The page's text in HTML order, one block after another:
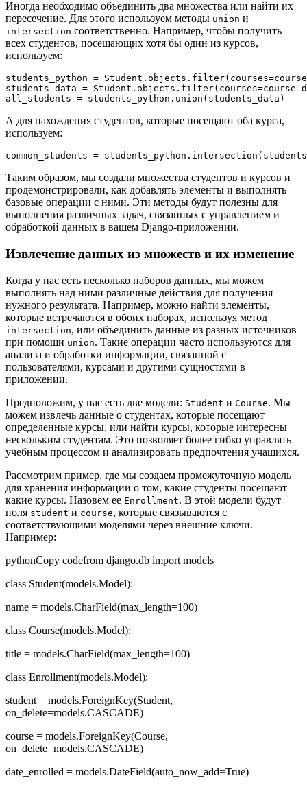
Иногда необходимо объединить два множества или найти их
пересечение. Для этого используем методы union и
intersection соответственно. Например, чтобы получить
всех студентов, посещающих хотя бы один из курсов,
используем:
students_python =
students_data =
А для нахождения студентов, которые посещают оба курса,
используем:
Таким образом, мы создали множества студентов и курсов и
продемонстрировали, как добавлять элементы и выполнять
базовые операции с ними. Эти методы будут полезны для
выполнения различных задач, связанных с управлением и
обработкой данных в вашем Django-приложении.
Извлечение данных из множеств и их изменение
Когда у нас есть несколько наборов данных, мы можем
выполнять над ними различные действия для получения
нужного результата. Например, можно найти элементы,
которые встречаются в обоих наборах, используя метод
intersection, или объединить данные из разных источников
при помощи union. Такие операции часто используются для
анализа и обработки информации, связанной с
пользователями, курсами и другими сущностями в
приложении.
Предположим, у нас есть две модели: Student и Course. Мы
можем извлечь данные о студентах, которые посещают
определенные курсы, или найти курсы, которые интересны
нескольким студентам. Это позволяет более гибко управлять
учебным процессом и анализировать предпочтения учащихся.
Рассмотрим пример, где мы создаем промежуточную модель
для хранения информации о том, какие студенты посещают
какие курсы. Назовем ее Enrollment. В этой модели будут
поля student и course, которые связываются с
соответствующими моделями через внешние ключи.
Например:
pythonCopy codefrom django.db import models
class Student(models.Model):
name = models.CharField(max_length=100)
class Course(models.Model):
title = models.CharField(max_length=100)
class Enrollment(models.Model):
student = models.ForeignKey(Student,
on_delete=models.CASCADE)
course = models.ForeignKey(Course,
on_delete=models.CASCADE)
date_enrolled = models.DateField(auto_now_add=True)